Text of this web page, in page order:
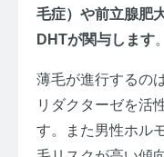
毛症）や前立腺肥
DHTが関与します。
薄毛が進行するの
リダクターゼを活
す。また男性ホル